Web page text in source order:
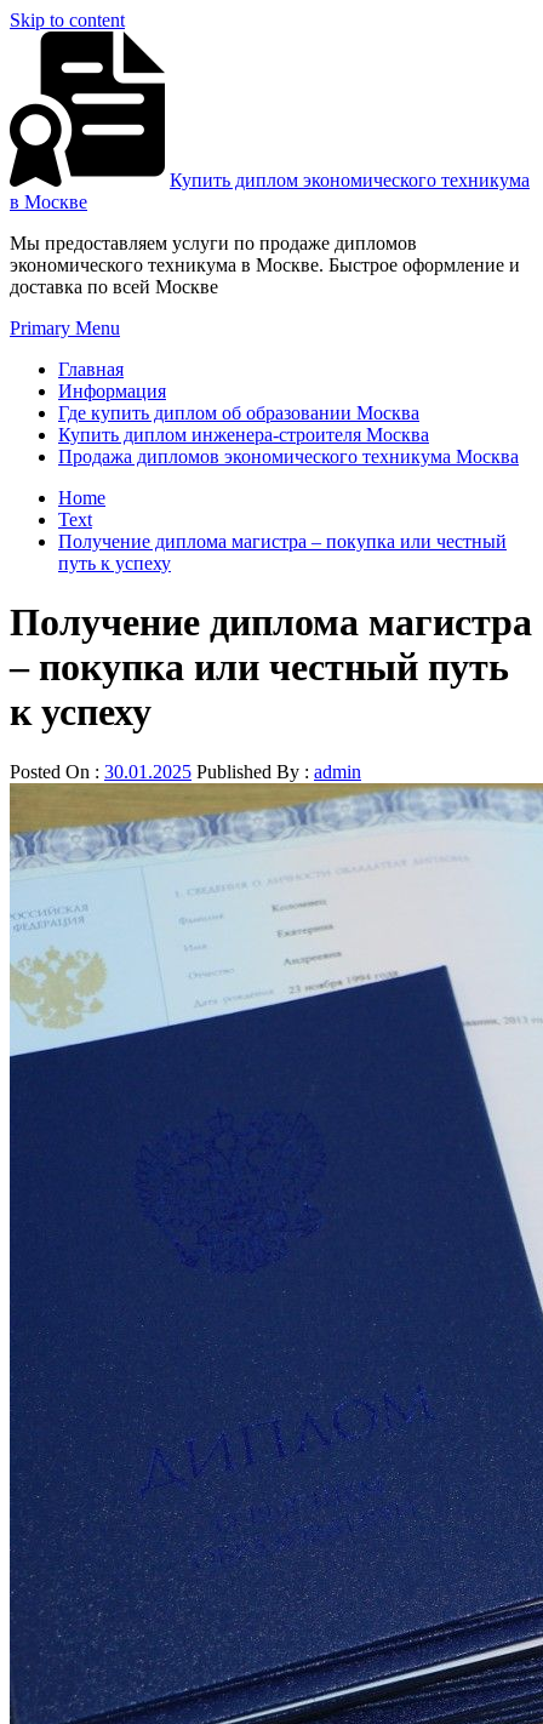
Skip to content
Купить диплом экономического техникума
в Москве
Мы предоставляем услуги по продаже дипломов
экономического техникума в Москве. Быстрое оформление и
доставка по всей Москве
Primary Menu
Главная
Информация
Где купить диплом об образовании Москва
Купить диплом инженера-строителя Москва
Продажа дипломов экономического техникума Москва
Home
Text
Получение диплома магистра – покупка или честный
путь к успеху
Получение диплома магистра
– покупка или честный путь
к успеху
Posted On : 30.01.2025 Published By : admin